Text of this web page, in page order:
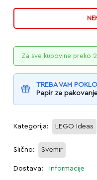
Za sve kupovine preko
TREBA VAM
Papir za
Kategorija: LEGO Ideas
Slično: Svemir
Dostava: Informacije